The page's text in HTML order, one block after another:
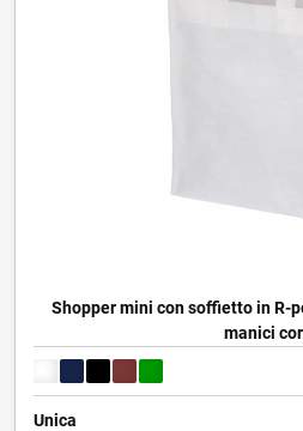
Shopper mini con soffietto in R-
manici
Unica